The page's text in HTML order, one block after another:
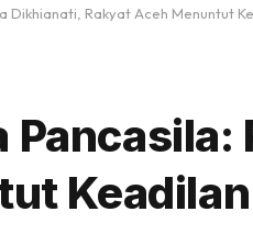
Dikhianati, Rakyat Aceh Menuntut